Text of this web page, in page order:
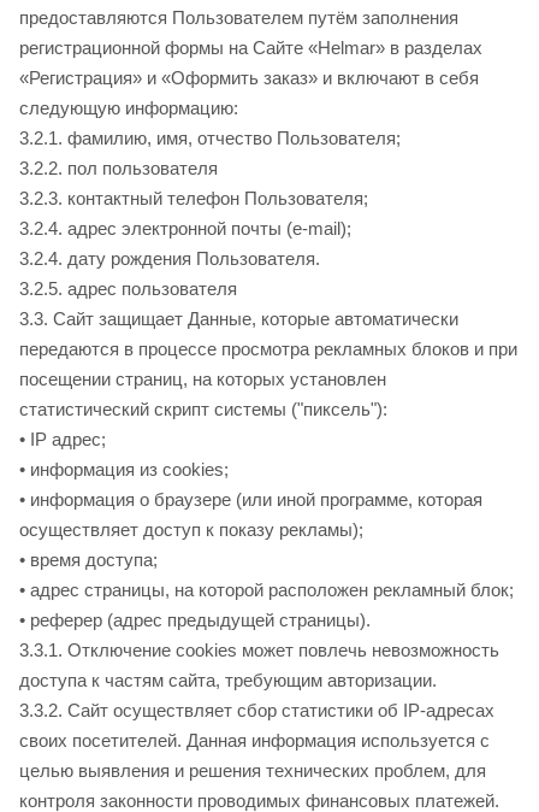
предоставляются Пользователем путём заполнения
регистрационной формы на Сайте «Helmar» в разделах
«Регистрация» и «Оформить заказ» и включают в себя
следующую информацию:
3.2.1. фамилию, имя, отчество Пользователя;
3.2.2. пол пользователя
3.2.3. контактный телефон Пользователя;
3.2.4. адрес электронной почты (e-mail);
3.2.4. дату рождения Пользователя.
3.2.5. адрес пользователя
3.3. Сайт защищает Данные, которые автоматически
передаются в процессе просмотра рекламных блоков и при
посещении страниц, на которых установлен
статистический скрипт системы ("пиксель"):
• IP адрес;
• информация из cookies;
• информация о браузере (или иной программе, которая
осуществляет доступ к показу рекламы);
• время доступа;
• адрес страницы, на которой расположен рекламный блок;
• реферер (адрес предыдущей страницы).
3.3.1. Отключение cookies может повлечь невозможность
доступа к частям сайта, требующим авторизации.
3.3.2. Сайт осуществляет сбор статистики об IP-адресах
своих посетителей. Данная информация используется с
целью выявления и решения технических проблем, для
контроля законности проводимых финансовых платежей.